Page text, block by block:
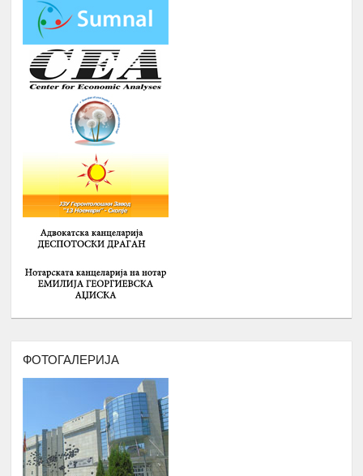
ВРАБОТЛИВОСТА И НАСТАП НА
СРЕДНОШКОЛЦИ РОМИ
Број : 40 Средношколци,
Локација: надвор од Скопје
16.
ДВОДНЕВНА РАБОТИЛНИЦА НА
ТЕМА: АКТИВИЗАМ И УЧЕСТВОТО
НА ОБРАЗОВАНИ РОМИ ВО
ЈАВНИТЕ ПОЛИТИКИ
Број : 20 учесници
17.
СЕМИНАР НА ТЕМА
ТЕХНИКИ И АКАДЕМСКО
ПИШУВАЊЕ
Приоритизација,
- Кооперативно учење и делегирање,
Истражување Анализа
- Академско пишување и критично
размислување
Број : 45 Студенти,
Локација: надвор од Скопје
Април
ПРОФЕСИОНАЛНА ОРИЕНТАЦИЈА
ФОТОГАЛЕРИЈА